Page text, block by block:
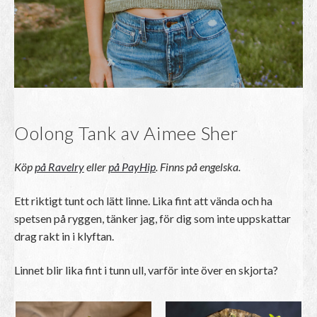
8
2
k
r
Oolong Tank av Aimee Sher
Köppå Ravelryellerpå PayHip. Finns på engelska.
Ett riktigt tunt och lätt linne. Lika fint att vända och ha
spetsen på ryggen, tänker jag, för dig som inte uppskattar
drag rakt in i klyftan.
Linnet blir lika fint i tunn ull, varför inte över en skjorta?